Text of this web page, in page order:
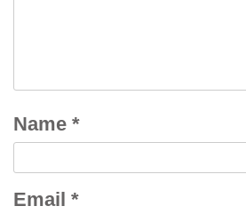
Name *
Email *